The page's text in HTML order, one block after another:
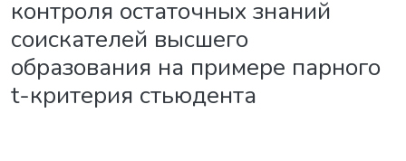
контроля остаточных знаний
соискателей высшего
образования на примере парного
t-критерия стьюдента